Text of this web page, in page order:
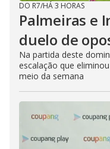
DO R7/HÁ 3 HORAS
Palmeiras e
duelo de
Na partida deste
escalação que
meio da semana